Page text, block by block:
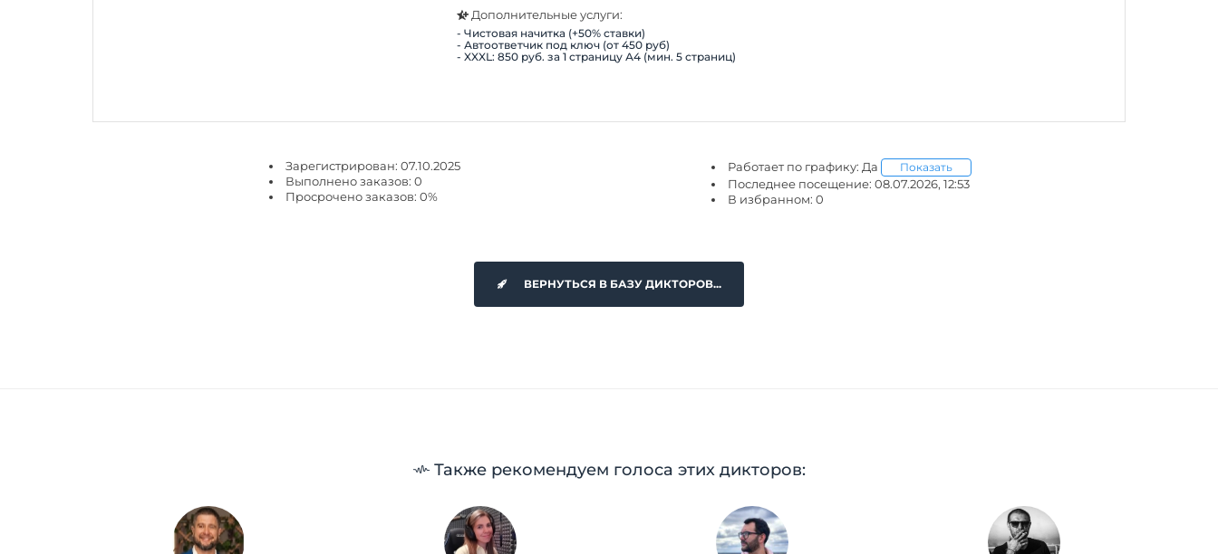
Дополнительные услуги:
- Чистовая начитка (+50% ставки)
- Автоответчик под ключ (от 450 руб)
- XXXL: 850 руб. за 1 страницу А4 (мин. 5 страниц)
Зарегистрирован: 07.10.2025
Выполнено заказов: 0
Просрочено заказов: 0%
Работает по графику: Да Показать
Последнее посещение: 08.07.2026, 12:53
В избранном: 0
ВЕРНУТЬСЯ В БАЗУ ДИКТОРОВ...
Также рекомендуем голоса этих дикторов: